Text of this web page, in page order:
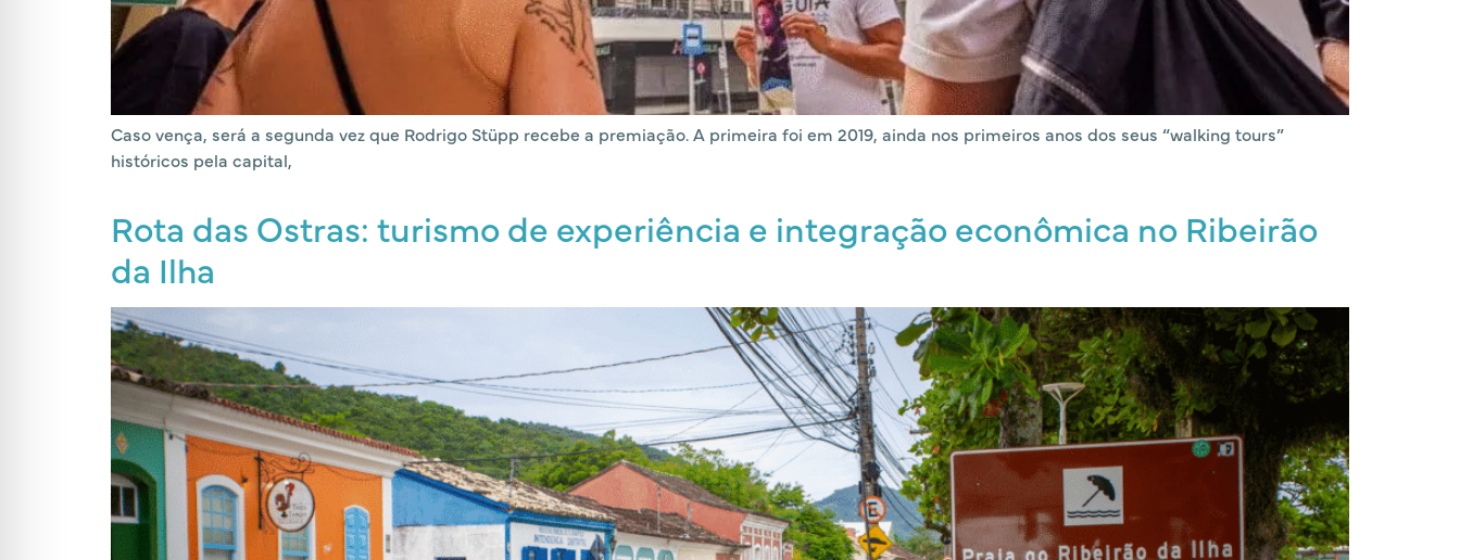
Caso vença, será a segunda vez que Rodrigo Stüpp recebe a premiação. A primeira foi em 2019, ainda nos primeiros anos dos seus “walking tours”
históricos pela capital,
Rota das Ostras: turismo de experiência e integração econômica no Ribeirão
da Ilha